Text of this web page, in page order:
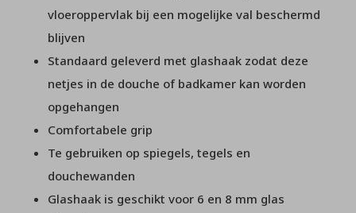
vloeroppervlak bij een mogelijke val beschermd
blijven
Standaard geleverd met glashaak zodat deze
netjes in de douche of badkamer kan worden
opgehangen
Comfortabele grip
Te gebruiken op spiegels, tegels en
douchewanden
Glashaak is geschikt voor 6 en 8 mm glas